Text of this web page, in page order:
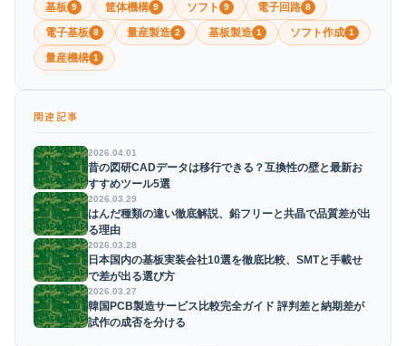
基板 9 筐体機構 9 ソフト 9 電子回路 8
電子基板 8 量産製造 2 基板製造 1 ソフト作成 1
量産機構 1
関連記事
2026.04.01
昔の図研CADデータは移行できる？互換性の壁と最新お
すすめツール5選
2026.03.29
はんだ種類の違い徹底解説、鉛フリーと共晶で品質差が出
る理由
2026.03.28
日本国内の基板実装会社10選を徹底比較、SMTと手載せ
で差が出る選び方
2026.03.27
韓国PCB製造サービス比較完全ガイド 評判差と納期差が
試作の成否を分ける